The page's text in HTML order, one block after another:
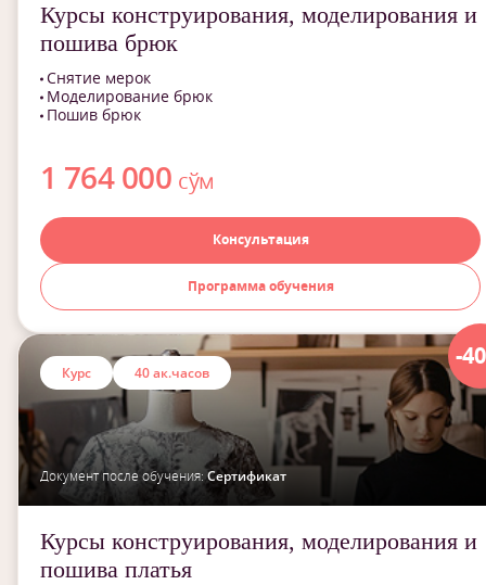
Курсы конструирования, моделирования и
пошива брюк
Снятие мерок
Моделирование брюк
Пошив брюк
1 764 000 сўм
Консультация
Программа обучения
-
Курс 40 ак.часов
Документ после обучения:Сертификат
Курсы конструирования, моделирования и
пошива платья